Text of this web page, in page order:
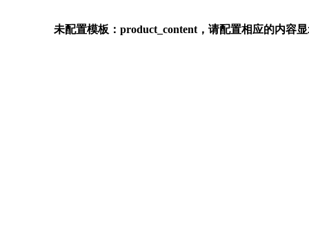
未配置模板：product_content，请配置相应的内容